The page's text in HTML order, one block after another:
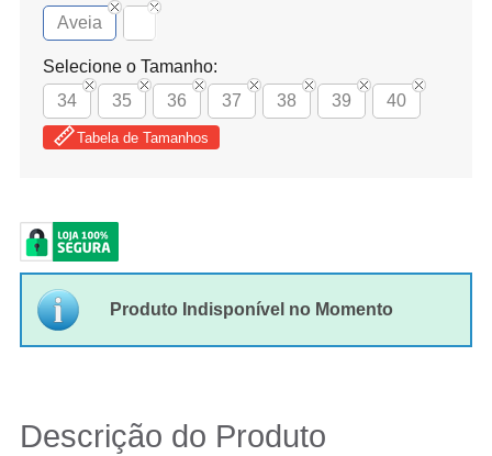
Aveia
Selecione o Tamanho:
34
35 36 37 38 39 40
Tabela de Tamanhos
Produto Indisponível no Momento
Descrição do Produto